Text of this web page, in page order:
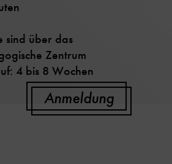
sind über das
Zentrum
4 bis 8 Wochen
Anmeldung